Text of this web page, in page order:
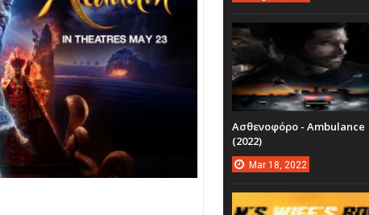
Ασθενοφόρο - Ambulance
(2022)
Mar 18, 2022